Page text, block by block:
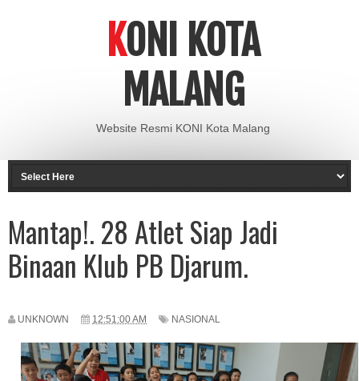
KONI KOTA
MALANG
Website Resmi KONI Kota Malang
Mantap!. 28 Atlet Siap Jadi
Binaan Klub PB Djarum.
UNKNOWN 12:51:00 AM NASIONAL